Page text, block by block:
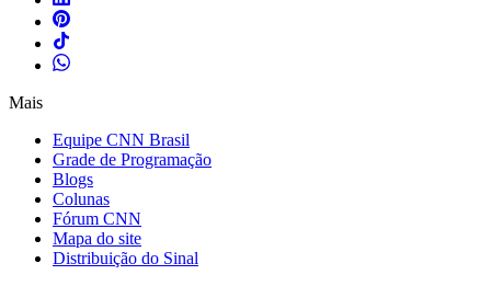
Mais
Equipe CNN Brasil
Grade de Programação
Blogs
Colunas
Fórum CNN
Mapa do site
Distribuição do Sinal